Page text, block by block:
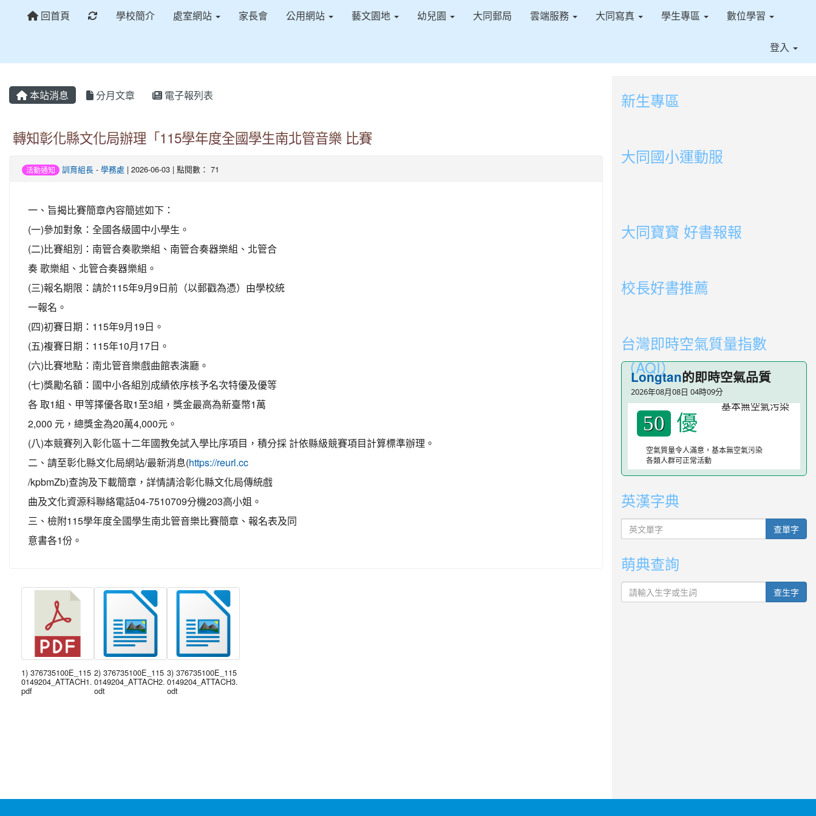
回首頁 重新取得佈景設定
學校簡介 處室網站 家長會 公用網站 藝文園地 幼兒園 大同郵局 雲端服務 大同寫真 學生專區 數位學習
登入
本站消息 分月文章 電子報列表
轉知彰化縣文化局辦理「115學年度全國學生南北管音樂 比賽
活動通知 訓育組長 - 學務處 | 2026-06-03 | 點閱數： 71
一、旨揭比賽簡章內容簡述如下：
(一)參加對象：全國各級國中小學生。
(二)比賽組別：南管合奏歌樂組、南管合奏器樂組、北管合
奏 歌樂組、北管合奏器樂組。
(三)報名期限：請於115年9月9日前（以郵戳為憑）由學校統
一報名。
(四)初賽日期：115年9月19日。
(五)複賽日期：115年10月17日。
(六)比賽地點：南北管音樂戲曲館表演廳。
(七)獎勵名額：國中小各組別成績依序核予名次特優及優等
各 取1組、甲等擇優各取1至3組，獎金最高為新臺幣1萬
2,000 元，總獎金為20萬4,000元。
(八)本競賽列入彰化區十二年國教免試入學比序項目，積分採 計依縣級競賽項目計算標準辦理。
二、請至彰化縣文化局網站/最新消息(https://reurl.cc
/kpbmZb)查詢及下載簡章，詳情請洽彰化縣文化局傳統戲
曲及文化資源科聯絡電話04-7510709分機203高小姐。
三、檢附115學年度全國學生南北管音樂比賽簡章、報名表及同
意書各1份。
1) 376735100E_115
0149204_ATTACH1.
pdf
2) 376735100E_115
0149204_ATTACH2.
odt
3) 376735100E_115
0149204_ATTACH3.
odt
新生專區
大同國小運動服
大同寶寶 好書報報
校長好書推薦
台灣即時空氣質量指數
（AQI）
Longtan的即時空氣品質
2026年08月08日 04時09分
50 優
空氣質量令人滿意，基本無空氣污染
各類人群可正常活動
英漢字典
英文單字 查單字
萌典查詢
查生字